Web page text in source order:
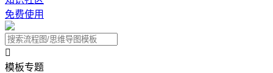
免费使用

模板专题